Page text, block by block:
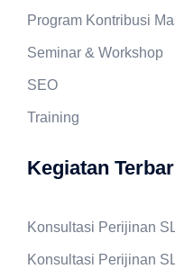
Program Kontribusi
Seminar & Workshop
SEO
Training
Kegiatan
Konsultasi Perijinan
Konsultasi Perijinan